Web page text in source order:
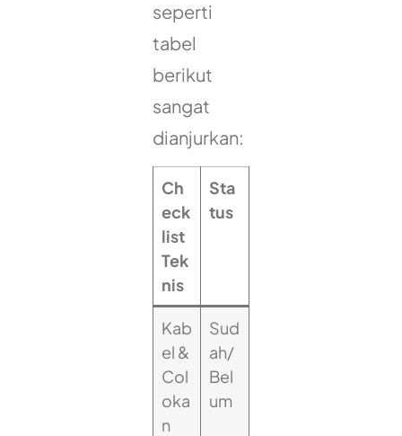
seperti
tabel
berikut
sangat
dianjurkan:
Ch
eck
list
Tek
nis
Sta
tus
Kab
el &
Col
oka
n
Sud
ah/
Bel
um